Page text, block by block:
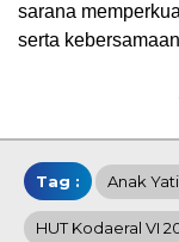
sarana
serta
Tag : Anak
HUT Kodaeral VI